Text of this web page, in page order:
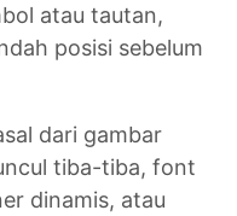
atau tautan,
posisi sebelum
dari gambar
tiba-tiba, font
dinamis, atau